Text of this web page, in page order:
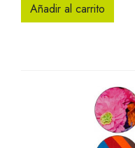
Añadir al carrito